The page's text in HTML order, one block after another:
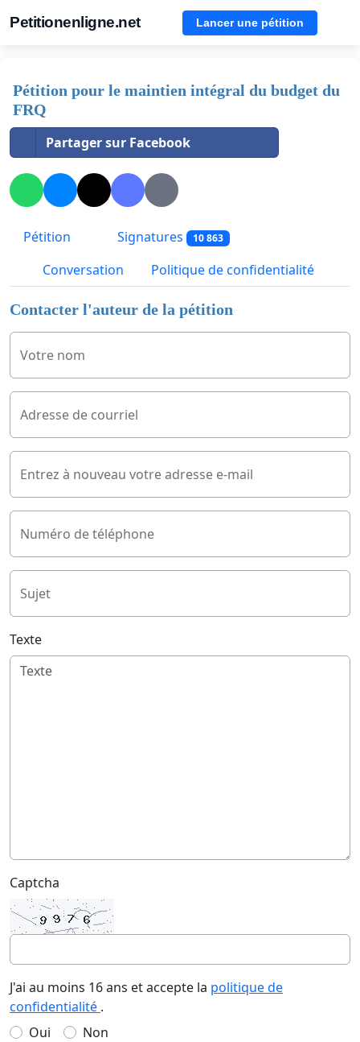
Petitionenligne.net Lancer une pétition
Pétition pour le maintien intégral du budget du
FRQ
Partager sur Facebook
Pétition Signatures 10 863
Conversation Politique de confidentialité
Contacter l'auteur de la pétition
Votre nom
Adresse de courriel
Entrez à nouveau votre adresse e-mail
Numéro de téléphone
Sujet
Texte
Captcha
J'ai au moins 16 ans et accepte la politique de
confidentialité .
Oui
Non